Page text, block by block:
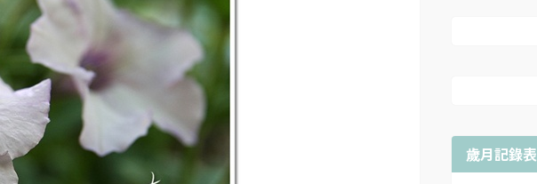
歲月記錄表